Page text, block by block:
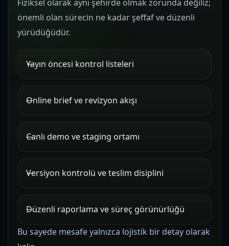
Fiziksel olarak aynı şehirde olmak zorunda değiliz;
önemli olan sürecin ne kadar şeffaf ve düzenli
yürüdüğüdür.
Yayın öncesi kontrol listeleri
Online brief ve revizyon akışı
Canlı demo ve staging ortamı
Versiyon kontrolü ve teslim disiplini
Düzenli raporlama ve süreç görünürlüğü
Bu sayede mesafe yalnızca lojistik bir detay olarak